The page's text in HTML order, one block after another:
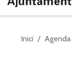
Sou
Inici Agenda